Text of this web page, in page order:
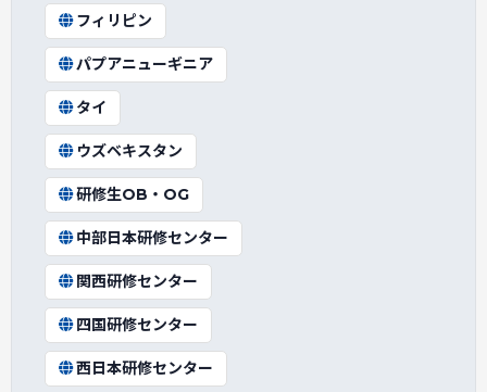
フィリピン
パプアニューギニア
タイ
ウズベキスタン
研修生OB・OG
中部日本研修センター
関西研修センター
四国研修センター
西日本研修センター